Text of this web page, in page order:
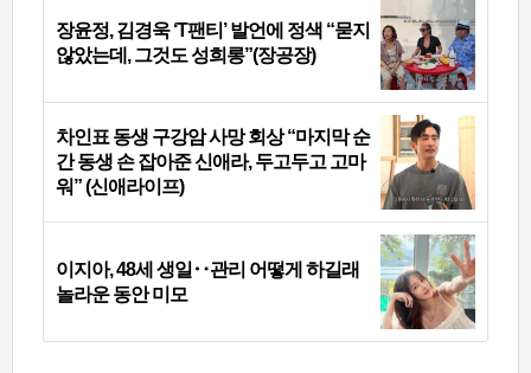
장윤정, 김경욱 ‘T팬티’ 발언에 정색 “묻지
않았는데, 그것도 성희롱”(장공장)
차인표 동생 구강암 사망 회상 “마지막 순
간 동생 손 잡아준 신애라, 두고두고 고마
워” (신애라이프)
이지아, 48세 생일‥관리 어떻게 하길래
놀라운 동안 미모